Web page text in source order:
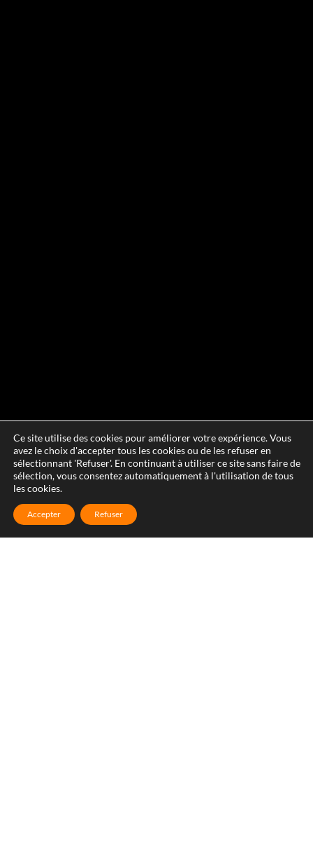
Ce site utilise des cookies pour améliorer votre expérience. Vous
avez le choix d'accepter tous les cookies ou de les refuser en
sélectionnant 'Refuser'. En continuant à utiliser ce site sans faire de
sélection, vous consentez automatiquement à l'utilisation de tous
les cookies.
Accepter Refuser